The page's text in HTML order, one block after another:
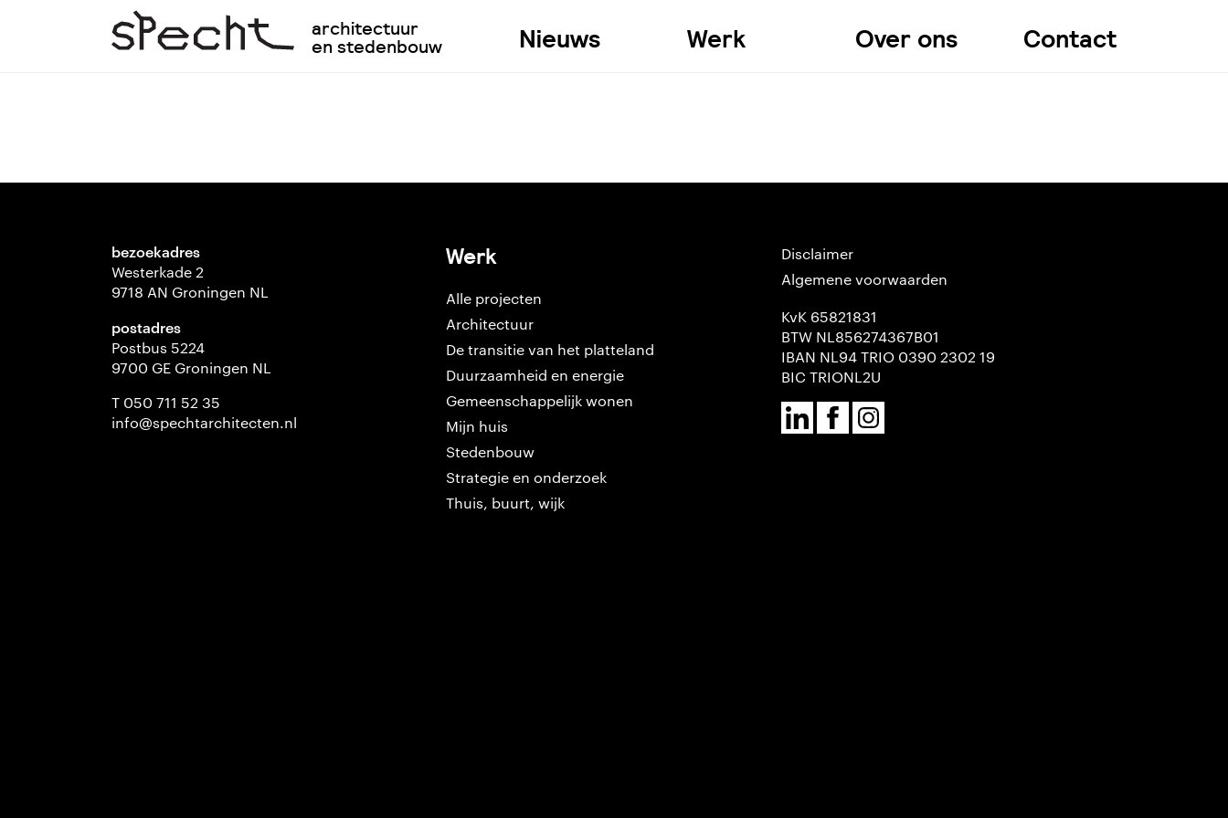
architectuur
en stedenbouw Nieuws Werk Over ons Contact
bezoekadres
Westerkade 2
9718 AN Groningen NL
postadres
Postbus 5224
9700 GE Groningen NL
T 050 711 52 35
info@spechtarchitecten.nl
Werk
Alle projecten
Architectuur
De transitie van het platteland
Duurzaamheid en energie
Gemeenschappelijk wonen
Mijn huis
Stedenbouw
Strategie en onderzoek
Thuis, buurt, wijk
Disclaimer
Algemene voorwaarden
KvK 65821831
BTW NL856274367B01
IBAN NL94 TRIO 0390 2302 19
BIC TRIONL2U